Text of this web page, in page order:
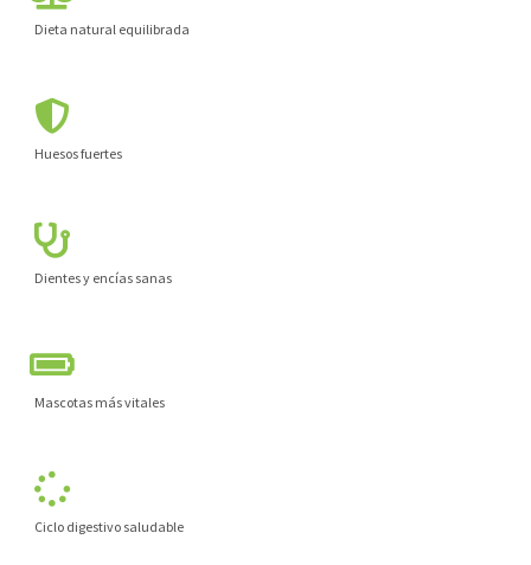
Dieta natural equilibrada
Huesos fuertes
Dientes y encías sanas
Mascotas más vitales
Ciclo digestivo saludable